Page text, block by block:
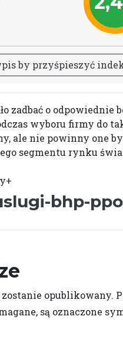
pisby przyśpieszyć inde
zadbać o
wyboru firmy do
ale nie powinny one
segmentu rynku
bhp-
opublikowany.
są oznaczone